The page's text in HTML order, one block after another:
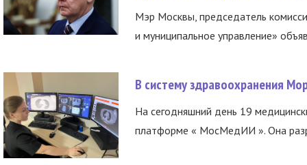
Мэр Москвы, председатель
и муниципальное управление»
В систему здравоохранения
На сегодняшний день 19
платформе « МосМедИИ ». Она